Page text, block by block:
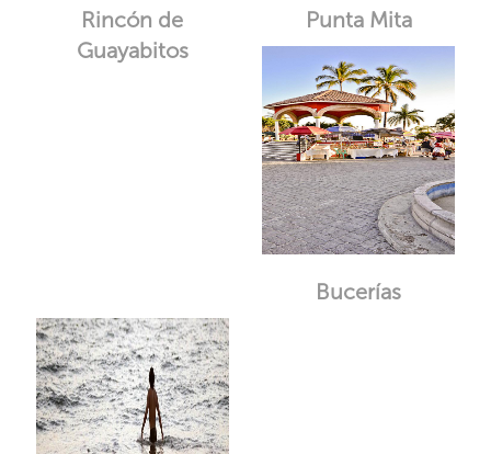
Rincón de
Guayabitos
Punta Mita
Bucerías